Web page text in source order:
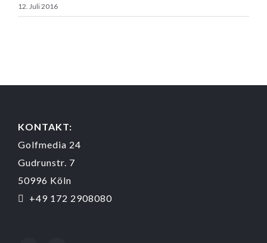
12. Juli 2016
KONTAKT:
Golfmedia 24
Gudrunstr. 7
50996 Köln
+49 172 2908080